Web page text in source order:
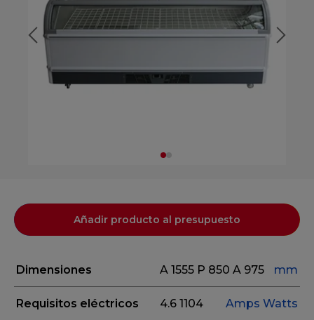
Añadir producto al presupuesto
Dimensiones A 1555 P 850 A 975 mm
Requisitos eléctricos 4.6 1104 Amps Watts